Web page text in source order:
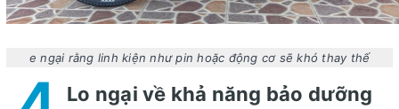
e ngại rằng linh kiện như pin hoặc động cơ sẽ khó thay thế
Lo ngại về khả năng bảo dưỡng